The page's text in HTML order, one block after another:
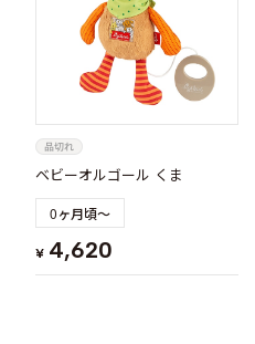
ベビーオルゴール くま
0ヶ月頃～
¥ 4,620